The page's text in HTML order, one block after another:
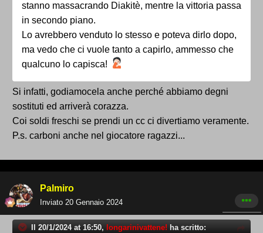
stanno massacrando Diakitè, mentre la vittoria passa
in secondo piano.
Lo avrebbero venduto lo stesso e poteva dirlo dopo,
ma vedo che ci vuole tanto a capirlo, ammesso che
qualcuno lo capisca!
Si infatti, godiamocela anche perché abbiamo degni
sostituti ed arriverà corazza.
Coi soldi freschi se prendi un cc ci divertiamo veramente.
P.s. carboni anche nel giocatore ragazzi...
Palmiro
Inviato 20 Gennaio 2024
Il 20/1/2024 at 16:50, longarinivattene! ha scritto: